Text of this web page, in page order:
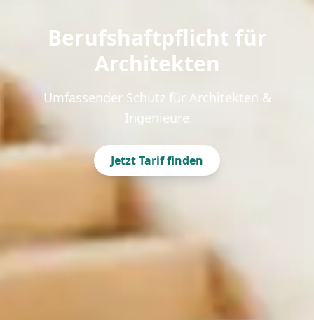
Berufshaftpflicht für
Architekten
Umfassender Schutz für Architekten &
Ingenieure
Jetzt Tarif finden